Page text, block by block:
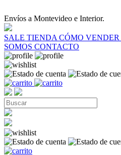
Envíos a Montevideo e Interior.
SALE TIENDA CÓMO VENDER
SOMOS CONTACTO